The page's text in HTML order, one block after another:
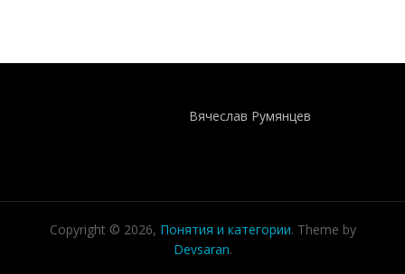
Вячеслав Румянцев
Copyright © 2026, Понятия и категории. Theme by
Devsaran.